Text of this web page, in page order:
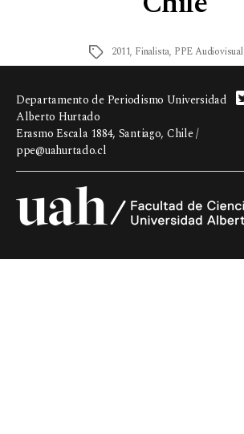
2011, Finalista, PPE Audiovisual
Departamento de Periodismo Universidad
Alberto Hurtado
Erasmo Escala 1884, Santiago, Chile /
ppe@uahurtado.cl